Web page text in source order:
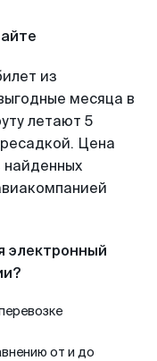
из
месяца в
летают 5
Цена
найденных
электронный
от и до